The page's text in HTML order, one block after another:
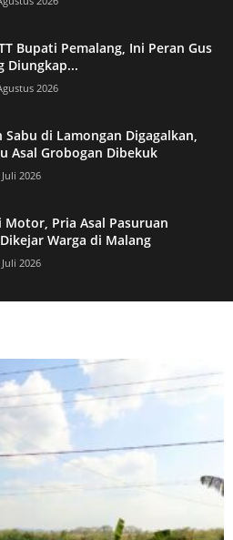
Bupati Pemalang, Ini Peran Gus
Diungkap...
2026
Sabu di Lamongan Digagalkan,
Asal Grobogan Dibekuk
Juli 2026
Motor, Pria Asal Pasuruan
Warga di Malang
Juli 2026